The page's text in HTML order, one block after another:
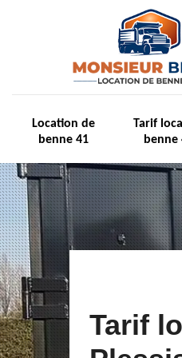
Location de
benne 41
Tarif
benne
Tarif